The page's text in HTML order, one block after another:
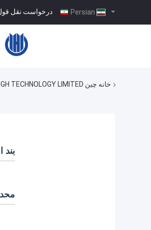
درخواست نقل
خانه چین CHARMHIGH TECHNOLOGY LIMITED سیاست حفظ حریم خصوصی
بند